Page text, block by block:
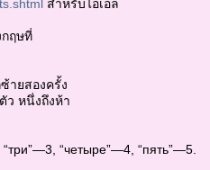
สำหรับไอเอล
ฤษที่
ายสองครั้ง
ว หนึ่งถึงห้า
“четыре”—4, “пять”—5.